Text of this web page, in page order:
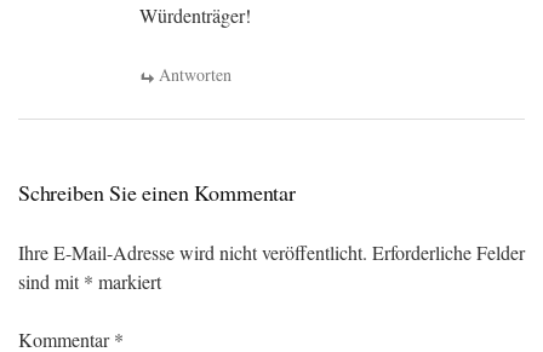
Würdenträger!
Antworten
Schreiben Sie einen Kommentar
Ihre E-Mail-Adresse wird nicht veröffentlicht. Erforderliche Felder
sind mit* markiert
Kommentar*